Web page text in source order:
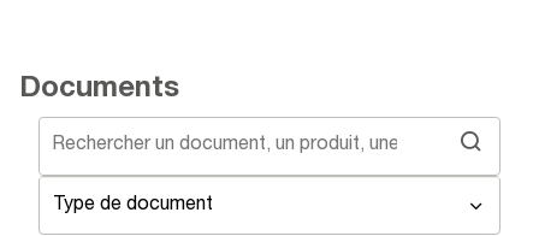
Documents
Type de document